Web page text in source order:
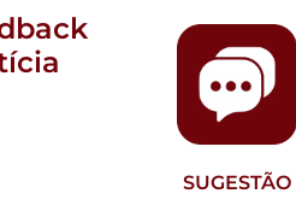
SUGESTÃO